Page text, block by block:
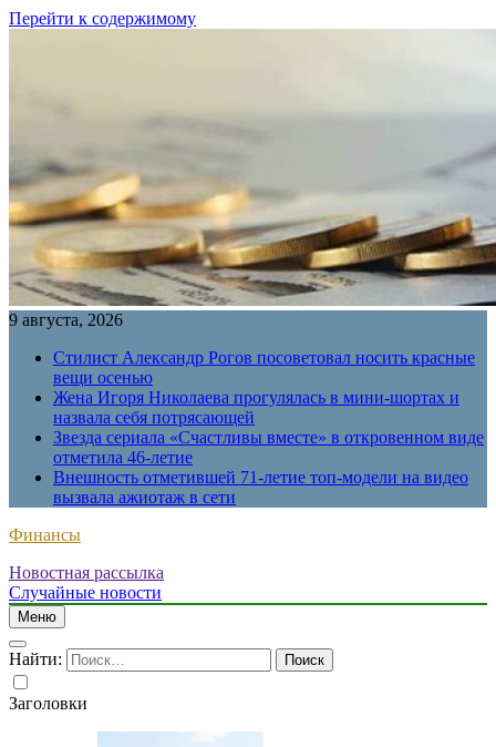
Перейти к содержимому
9 августа, 2026
Стилист Александр Рогов посоветовал носить красные
вещи осенью
Жена Игоря Николаева прогулялась в мини-шортах и
назвала себя потрясающей
Звезда сериала «Счастливы вместе» в откровенном виде
отметила 46-летие
Внешность отметившей 71-летие топ-модели на видео
вызвала ажиотаж в сети
Финансы
Новостная рассылка
Случайные новости
Меню
Найти:
Заголовки